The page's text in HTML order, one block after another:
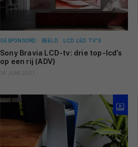
GESPONSORD BEELD LCD LED TV'S
Sony Bravia LCD-tv: drie top-lcd’s
op een rij (ADV)
14 JUNI 2021